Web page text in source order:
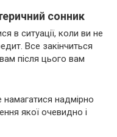
сонник
в ситуації, коли ви не
Все закінчиться
після цього вам
надмірно
якої очевидно і